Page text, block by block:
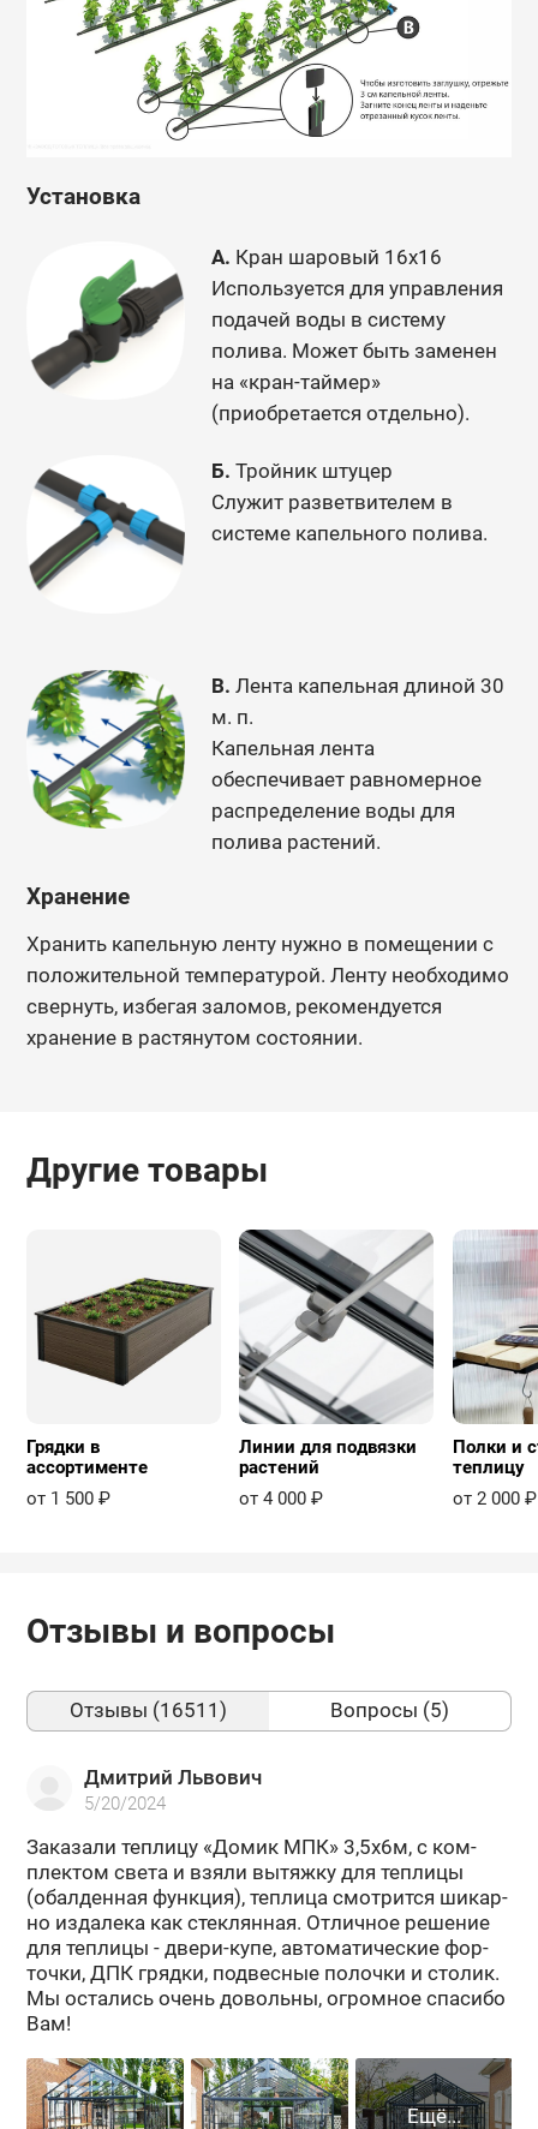
Установка
А. Кран шаровый 16х16
Используется для управления
подачей воды в систему
полива. Может быть заменен
на «кран-таймер»
(приобретается отдельно).
Б. Тройник штуцер
Служит разветвителем в
системе капельного полива.
В. Лента капельная длиной 30
м. п.
Капельная лента
обеспечивает равномерное
распределение воды для
полива растений.
Хранение
Хранить капельную ленту нужно в помещении с
положительной температурой. Ленту необходимо
свернуть, избегая заломов, рекомендуется
хранение в растянутом состоянии.
Другие товары
Грядки в
ассортименте
от 1 500 ₽
Линии для подвязки
растений
от 4 000 ₽
Полки и
теплицу
от 2 000 ₽
Отзывы и вопросы
Отзывы (16511) Вопросы (5)
Дмитрий Львович
5/20/2024
За­ка­за­ли теп­ли­цу «Домик МПК» 3,5х6м, с ком­
плек­том света и взяли вы­тяж­ку для теп­ли­цы
(обал­ден­ная функ­ция), теп­ли­ца смот­рит­ся ши­кар­
но из­да­ле­ка как стек­лян­ная. От­лич­ное ре­ше­ние
для теп­ли­цы - двери-​купе, ав­то­ма­ти­че­ские фор­
точ­ки, ДПК гряд­ки, под­вес­ные по­лоч­ки и сто­лик.
Мы оста­лись очень до­воль­ны, огром­ное спа­си­бо
Вам!